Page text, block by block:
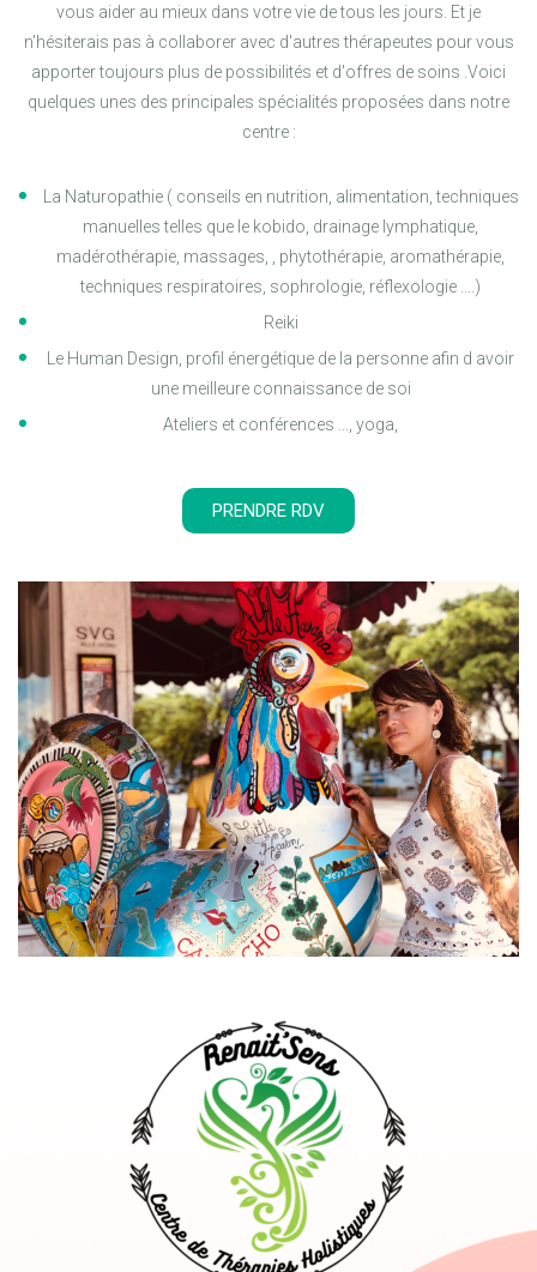
vous aider au mieux dans votre vie de tous les jours. Et je
n'hésiterais pas à collaborer avec d'autres thérapeutes pour vous
apporter toujours plus de possibilités et d'offres de soins .Voici
quelques unes des principales spécialités proposées dans notre
centre :
La Naturopathie ( conseils en nutrition, alimentation, techniques
manuelles telles que le kobido, drainage lymphatique,
madérothérapie, massages, , phytothérapie, aromathérapie,
techniques respiratoires, sophrologie, réflexologie ....)
Reiki
Le Human Design, profil énergétique de la personne afin d avoir
une meilleure connaissance de soi
Ateliers et conférences ..., yoga,
PRENDRE RDV